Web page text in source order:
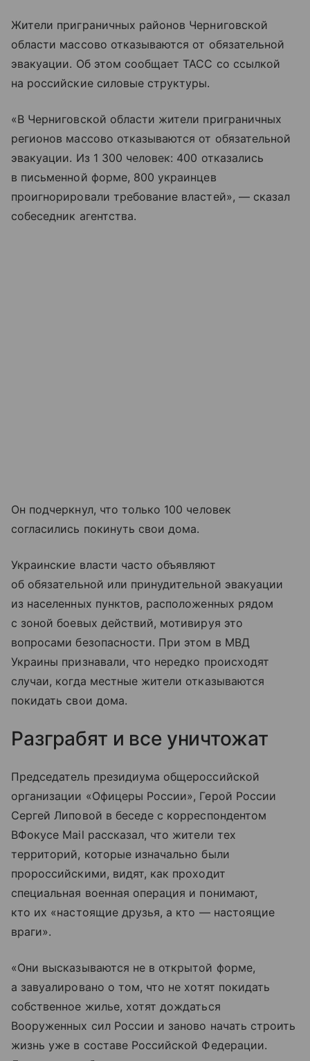
Жители приграничных районов Черниговской
области массово отказываются от обязательной
эвакуации. Об этом сообщает ТАСС со ссылкой
на российские силовые структуры.
«В Черниговской области жители приграничных
регионов массово отказываются от обязательной
эвакуации. Из 1 300 человек: 400 отказались
в письменной форме, 800 украинцев
проигнорировали требование властей», — сказал
собеседник агентства.
Он подчеркнул, что только 100 человек
согласились покинуть свои дома.
Украинские власти часто объявляют
об обязательной или принудительной эвакуации
из населенных пунктов, расположенных рядом
с зоной боевых действий, мотивируя это
вопросами безопасности. При этом в МВД
Украины признавали, что нередко происходят
случаи, когда местные жители отказываются
покидать свои дома.
Разграбят и все уничтожат
Председатель президиума общероссийской
организации «Офицеры России», Герой России
Сергей Липовой в беседе с корреспондентом
ВФокусе Mail рассказал, что жители тех
территорий, которые изначально были
пророссийскими, видят, как проходит
специальная военная операция и понимают,
кто их «настоящие друзья, а кто — настоящие
враги».
«Они высказываются не в открытой форме,
а завуалировано о том, что не хотят покидать
собственное жилье, хотят дождаться
Вооруженных сил России и заново начать строить
жизнь уже в составе Российской Федерации.